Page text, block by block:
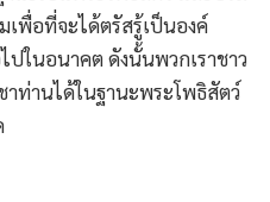
เพื่อที่จะได้ตรัสรู้เป็นองค์
ในอนาคต ดังนั้นพวกเราชาว
ท่านได้ในฐานะพระโพธิสัตว์